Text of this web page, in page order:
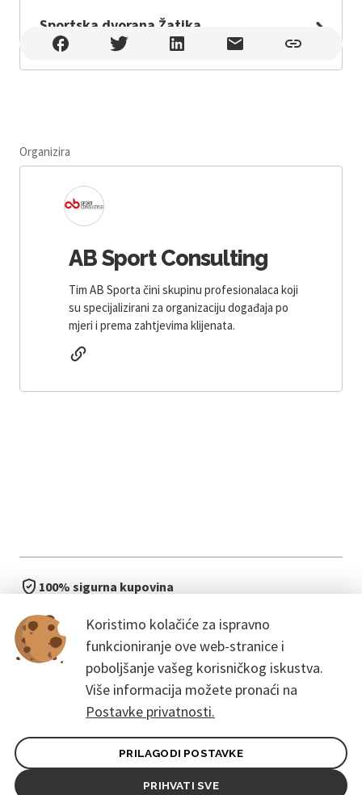
Sportska dvorana Žatika
Sportska dvorana Žatika , Poreč
Organizira
AB Sport Consulting
Tim AB Sporta čini skupinu profesionalaca koji
su specijalizirani za organizaciju događaja po
mjeri i prema zahtjevima klijenata.
Koristimo kolačiće za ispravno
funkcioniranje ove web-stranice i
poboljšanje vašeg korisničkog iskustva.
Više informacija možete pronaći na
Postavke privatnosti.
PRILAGODI POSTAVKE
PRIHVATI SVE
100% sigurna kupovina
bez čekanja u redu
Opći uvjeti ugovora za kupce
Pravila zaštite osobnih podataka